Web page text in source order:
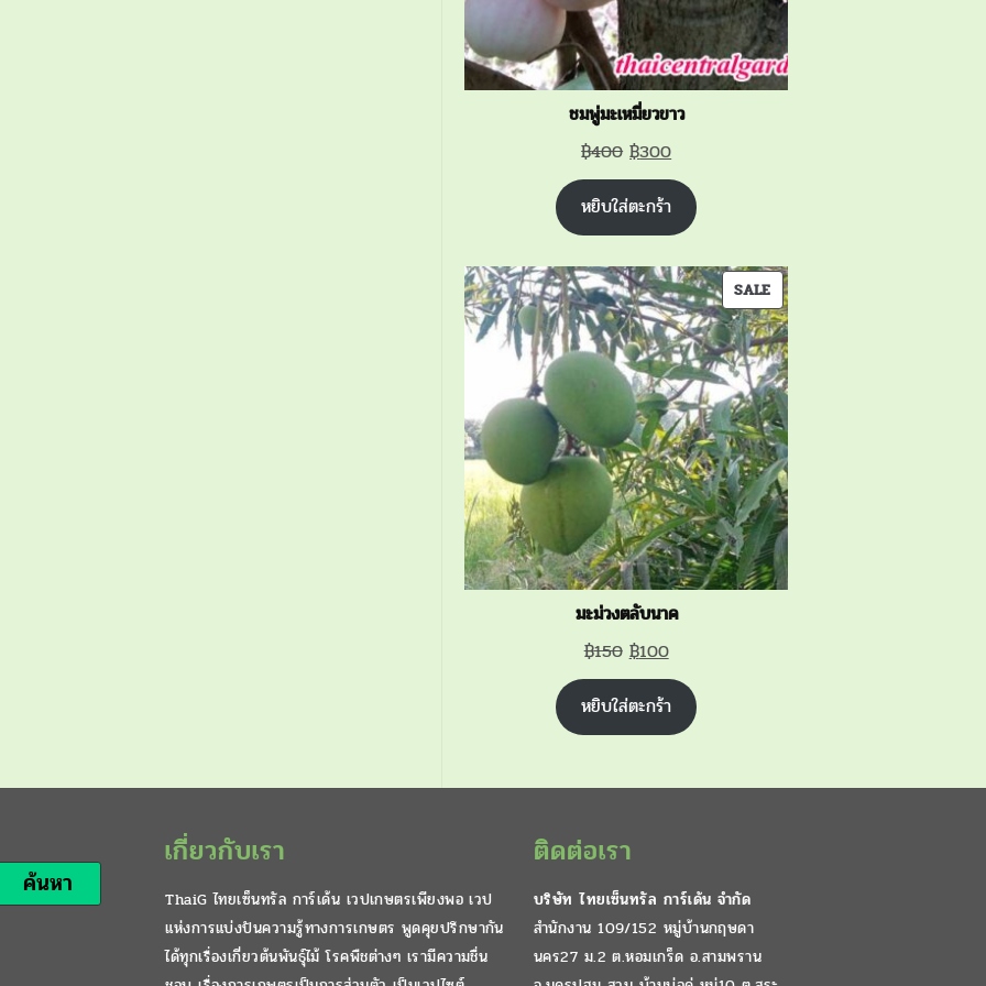
ชมพู่มะเหมี่ยวขาว
฿400 Original
price
was:
฿400.
฿300Current
price
is:
฿300.
หยิบใส่ตะกร้า
SALEPRODUCT
ON
SALE
มะม่วงตลับนาค
฿150 Original
price
was:
฿150.
฿100Current
price
is:
฿100.
หยิบใส่ตะกร้า
ค้นหา
เกี่ยวกับเรา
ThaiG ไทยเซ็นทรัล การ์เด้น เวปเกษตรเพียงพอ เวป
แห่งการแบ่งปันความรู้ทางการเกษตร พูดคุยปรึกษากัน
ได้ทุกเรื่องเกี่ยวต้นพันธุ์ไม้ โรคพืชต่างๆ เรามีความชื่น
ติดต่อเรา
บริษัท ไทยเซ็นทรัล การ์เด้น จำกัด
สำนักงาน 109/152 หมู่บ้านกฤษดา
นคร27 ม.2 ต.หอมเกร็ด อ.สามพราน